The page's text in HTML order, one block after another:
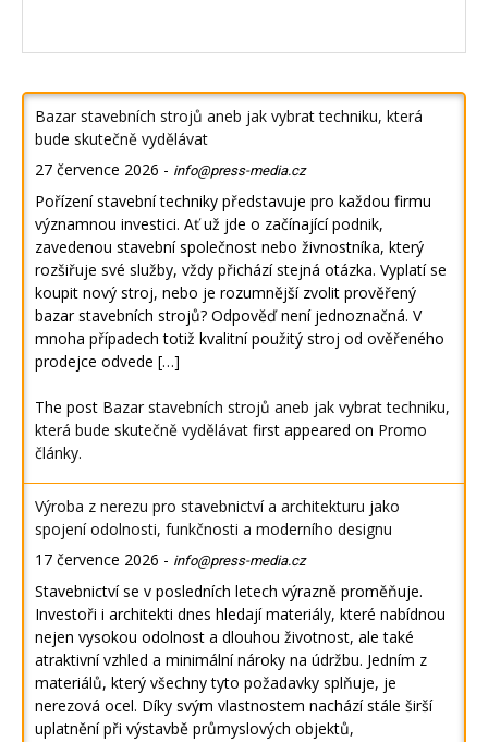
Bazar stavebních strojů aneb jak vybrat techniku, která
bude skutečně vydělávat
27 července 2026 - info@press-media.cz
Pořízení stavební techniky představuje pro každou firmu
významnou investici. Ať už jde o začínající podnik,
zavedenou stavební společnost nebo živnostníka, který
rozšiřuje své služby, vždy přichází stejná otázka. Vyplatí se
koupit nový stroj, nebo je rozumnější zvolit prověřený
bazar stavebních strojů? Odpověď není jednoznačná. V
mnoha případech totiž kvalitní použitý stroj od ověřeného
prodejce odvede […]
The post Bazar stavebních strojů aneb jak vybrat techniku,
která bude skutečně vydělávat first appeared on Promo
články.
Výroba z nerezu pro stavebnictví a architekturu jako
spojení odolnosti, funkčnosti a moderního designu
17 července 2026 - info@press-media.cz
Stavebnictví se v posledních letech výrazně proměňuje.
Investoři i architekti dnes hledají materiály, které nabídnou
nejen vysokou odolnost a dlouhou životnost, ale také
atraktivní vzhled a minimální nároky na údržbu. Jedním z
materiálů, který všechny tyto požadavky splňuje, je
nerezová ocel. Díky svým vlastnostem nachází stále širší
uplatnění při výstavbě průmyslových objektů,